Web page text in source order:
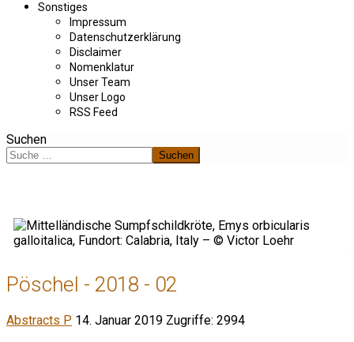
Sonstiges
Impressum
Datenschutzerklärung
Disclaimer
Nomenklatur
Unser Team
Unser Logo
RSS Feed
Suchen
Suchen
Pöschel - 2018 - 02
Abstracts P 14. Januar 2019 Zugriffe: 2994